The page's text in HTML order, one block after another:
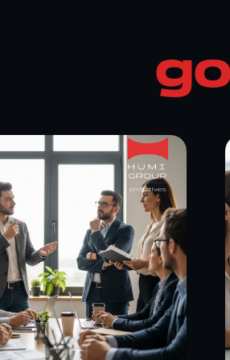
טעויות
בניהול
זרים: